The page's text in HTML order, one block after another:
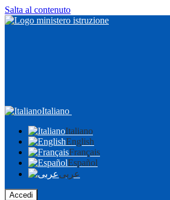
Salta al contenuto
Italiano
Italiano
English
Français
Español
عربى
Accedi